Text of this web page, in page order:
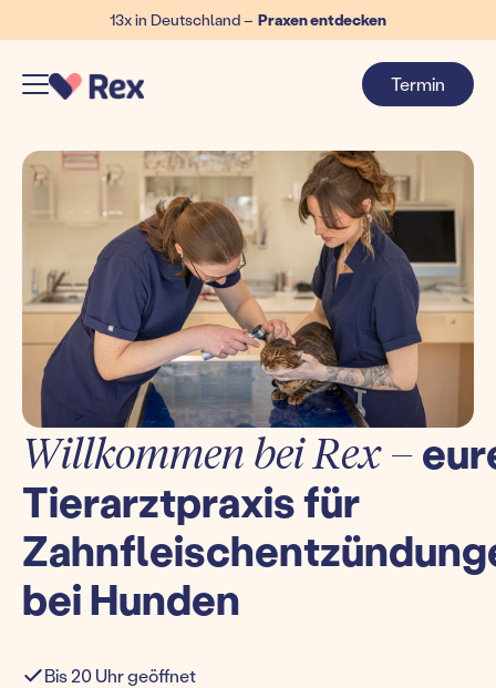
13x in Deutschland – Praxen entdecken
Termin
Willkommen bei Rex –
Tierarztpraxis für
bei Hunden
Bis 20 Uhr geöffnet